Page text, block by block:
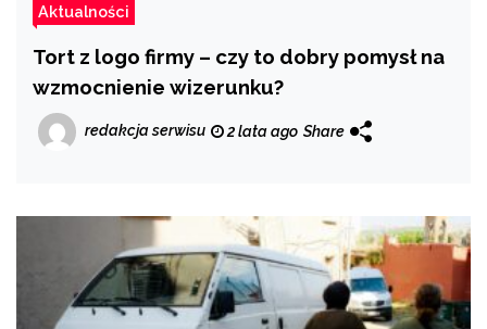
Aktualności
Tort z logo firmy – czy to dobry pomysł na
wzmocnienie wizerunku?
redakcja serwisu 2 lata ago Share